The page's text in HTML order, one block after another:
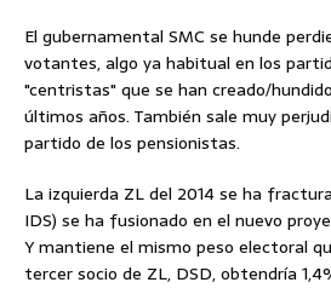
El gubernamental SMC se hunde
votantes, algo ya habitual en los
"centristas" que se han creado/
últimos años. También sale muy
partido de los pensionistas.
La izquierda ZL del 2014 se ha
IDS) se ha fusionado en el nuevo
Y mantiene el mismo peso electoral
tercer socio de ZL, DSD, obtendría